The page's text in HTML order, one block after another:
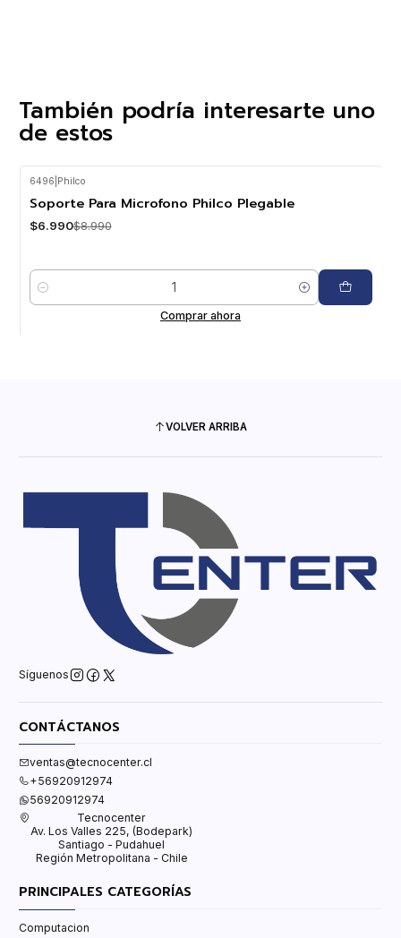
También podría interesarte uno
de estos
6496 Philco
Soporte Para Microfono Philco Plegable
$6.990$8.990
Cantidad
Comprar ahora
VOLVER ARRIBA
Síguenos
CONTÁCTANOS
ventas@tecnocenter.cl
+56920912974
56920912974
Tecnocenter
Av. Los Valles 225, (Bodepark)
Santiago - Pudahuel
Región Metropolitana - Chile
PRINCIPALES CATEGORÍAS
Computacion